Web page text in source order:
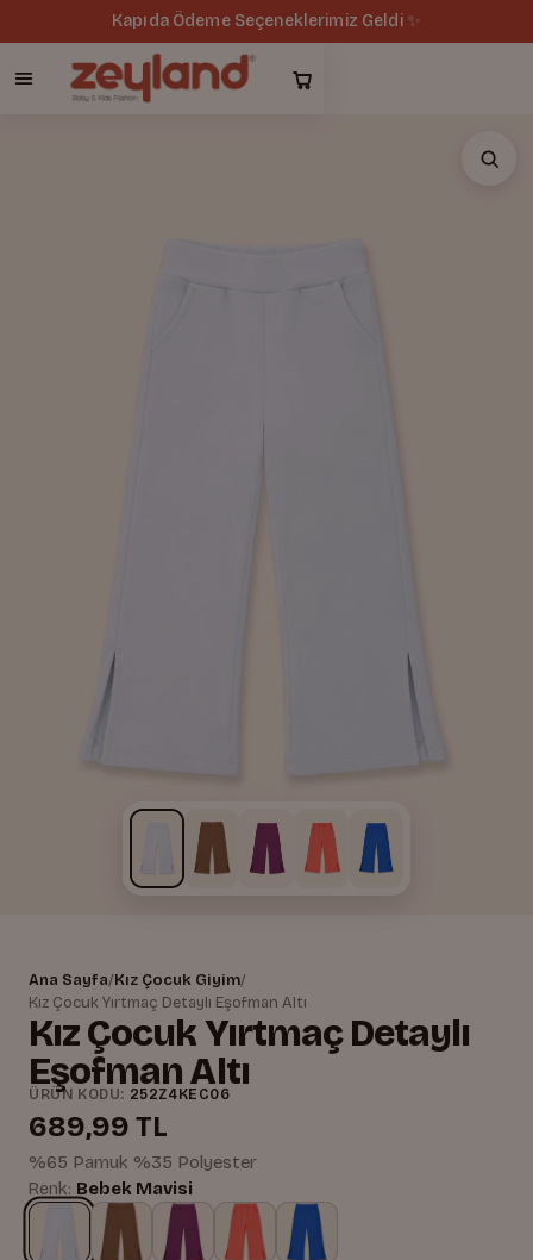
Kapıda Ödeme Seçeneklerimiz Geldi ✨
Ana Sayfa/Kız Çocuk Giyim/
Kız Çocuk Yırtmaç Detaylı Eşofman Altı
Kız Çocuk Yırtmaç Detaylı
Eşofman Altı
ÜRÜN KODU: 252Z4KEC06
689,99 TL
%65 Pamuk %35 Polyester
Renk: Bebek Mavisi